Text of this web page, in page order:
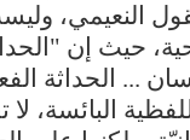
النعيمي،
حيث إن
... الحداثة
البائسة،